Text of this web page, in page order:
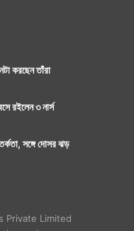
করছেন তাঁরা
রইলেন ৩ নার্স
সঙ্গে দোসর ঝড়
Private Limited